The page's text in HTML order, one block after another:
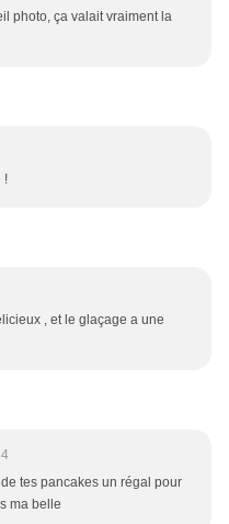
photo, ça valait vraiment la
!
, et le glaçage a une
tes pancakes un régal pour
ma belle